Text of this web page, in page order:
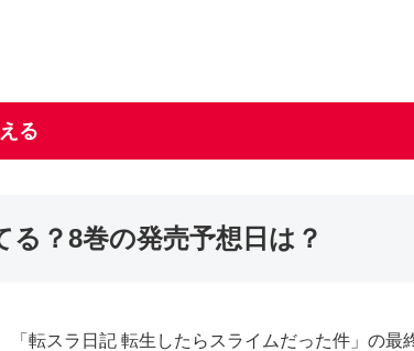
る
？8巻の発売予想日は？
転スラ日記 転生したらスライムだった件」の最